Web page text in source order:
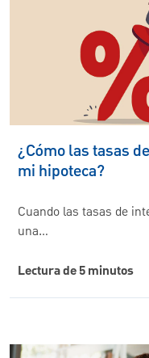
¿Cómo las tasas
mi hipoteca?
Cuando las tasas de
una…
Lectura de 5 minutos